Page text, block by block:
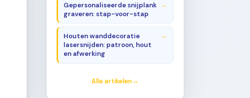
Gepersonaliseerde snijplank
graveren: stap-voor-stap
Houten wanddecoratie
lasersnijden: patroon, hout
en afwerking
Alle artikelen